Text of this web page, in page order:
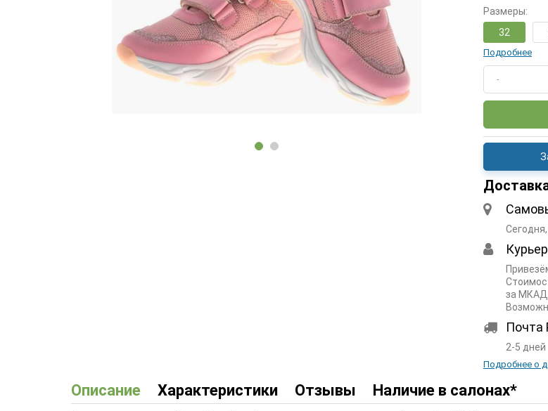
Размеры:
32
Подробнее
-
Курьер
за МКАД
Почта
2-5 дней
Подробнее о
Описание Характеристики Отзывы Наличие в салонах*